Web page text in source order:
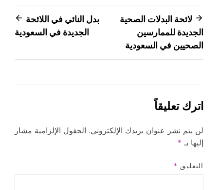
تصفّح
المقالات
لائحة البدلات الصحية
الجديدة للممارسين
الصحيين في السعودية
بدل النائي في اللائحة
الجديدة في السعودية
اترك تعليقاً
لن يتم نشر عنوان بريدك الإلكتروني. الحقول الإلزامية مشار
إليها بـ *
التعليق *